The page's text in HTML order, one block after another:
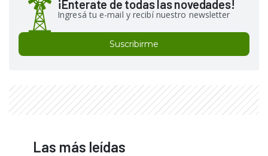
¡Enterate de todas las novedades!
Ingresá tu e-mail y recibí nuestro newsletter
Suscribirme
Las más leídas